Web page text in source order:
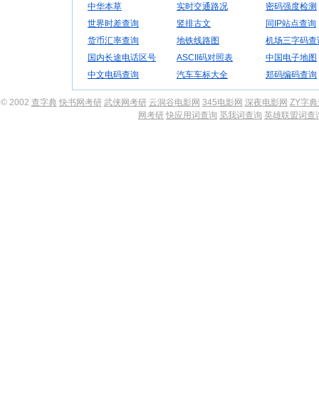
中华本草
实时交通路况
密码强度检测
世界时差查询
竖排古文
同IP站点查询
货币汇率查询
地铁线路图
机场三字码查
国内长途电话区号
ASCII码对照表
中国电子地图
中文电码查询
汽车车标大全 郑码编码查询
© 2002 查字典 快书网考研 武侠网考研 云洞谷电影网 345电影网 深夜电影网 ZY字
网考研 快应用词查询 觅我词查询 英雄联盟词查